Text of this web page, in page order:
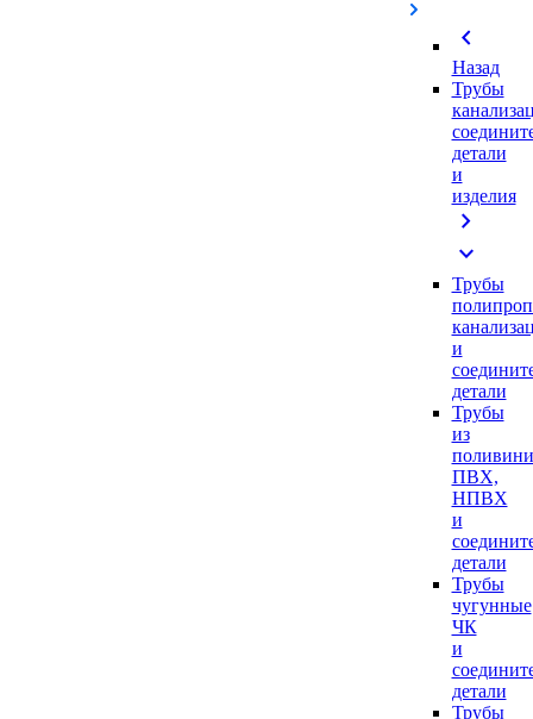
chevron_left
Назад
Трубы
детали
и
изделия
chevron_right
expand_more
Трубы
и
детали
Трубы
из
ПВХ,
НПВХ
и
детали
Трубы
чугунные
ЧК
и
детали
Трубы